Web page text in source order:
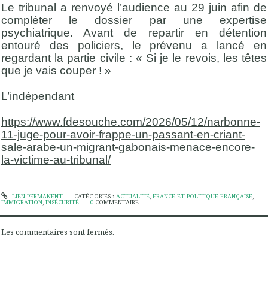
Le tribunal a renvoyé l’audience au 29 juin afin de
compléter le dossier par une expertise
psychiatrique. Avant de repartir en détention
entouré des policiers, le prévenu a lancé en
regardant la partie civile : « Si je le revois, les têtes
que je vais couper ! »
L’indépendant
https://www.fdesouche.com/2026/05/12/narbonne-
11-juge-pour-avoir-frappe-un-passant-en-criant-
sale-arabe-un-migrant-gabonais-menace-encore-
la-victime-au-tribunal/
LIEN PERMANENT CATÉGORIES : ACTUALITÉ, FRANCE ET POLITIQUE FRANÇAISE,
IMMIGRATION INSÉCURITÉ 0 COMMENTAIRE
Les commentaires sont fermés.